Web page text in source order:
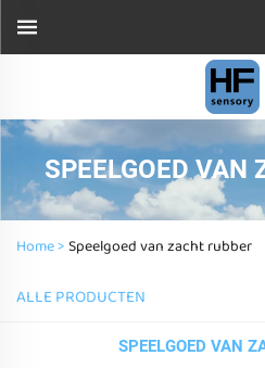
SPEELGOED VAN
Home >Speelgoed van zacht rubber
ALLE PRODUCTEN
SPEELGOED VAN